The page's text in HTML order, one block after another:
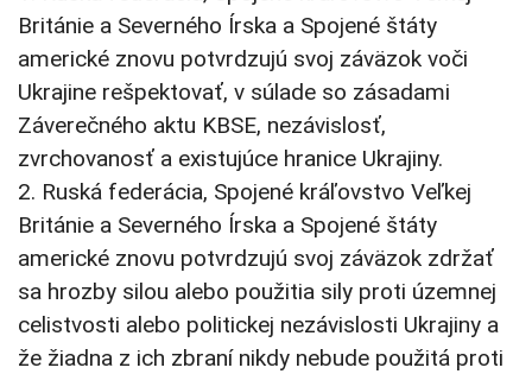
Británie a Severného Írska a Spojené štáty
americké znovu potvrdzujú svoj záväzok voči
Ukrajine rešpektovať, v súlade so zásadami
Záverečného aktu KBSE, nezávislosť,
zvrchovanosť a existujúce hranice Ukrajiny.
2. Ruská federácia, Spojené kráľovstvo Veľkej
Británie a Severného Írska a Spojené štáty
americké znovu potvrdzujú svoj záväzok zdržať
sa hrozby silou alebo použitia sily proti územnej
celistvosti alebo politickej nezávislosti Ukrajiny a
že žiadna z ich zbraní nikdy nebude použitá proti